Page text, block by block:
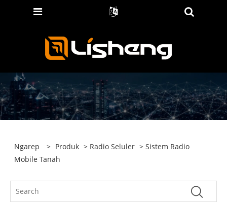
Ngarep > Produk > Radio Seluler > Sistem Radio
Mobile Tanah